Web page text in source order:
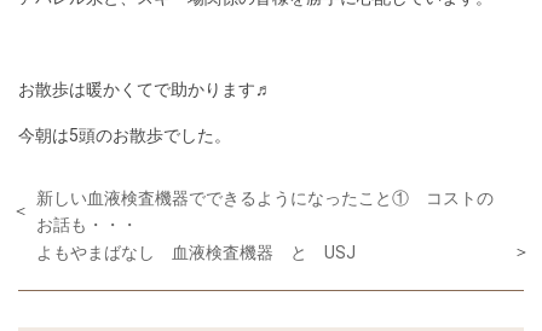
お散歩は暖かくてで助かります♬
今朝は5頭のお散歩でした。
新しい血液検査機器でできるようになったこと① コストの
お話も・・・
よもやまばなし 血液検査機器 と USJ